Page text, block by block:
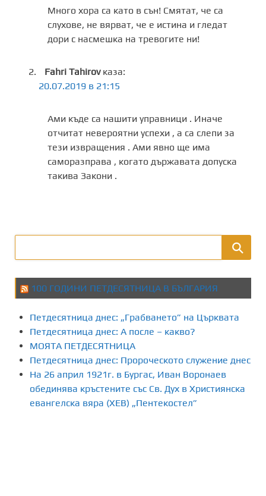
Много хора са като в сън! Смятат, че са
слухове, не вярват, че е истина и гледат
дори с насмешка на тревогите ни!
Fahri Tahirov каза:
20.07.2019 в 21:15
Ами къде са нашити управници . Иначе
отчитат невероятни успехи , а са слепи за
тези извращения . Ами явно ще има
саморазправа , когато държавата допуска
такива Закони .
100 ГОДИНИ ПЕТДЕСЯТНИЦА В БЪЛГАРИЯ
Петдесятница днес: „Грабването” на Църквата
Петдесятница днес: А после – какво?
МОЯТА ПЕТДЕСЯТНИЦА
Петдесятница днес: Пророческото служение днес
На 26 април 1921г. в Бургас, Иван Воронаев
обединява кръстените със Св. Дух в Християнска
евангелска вяра (ХЕВ) „Пентекостел”